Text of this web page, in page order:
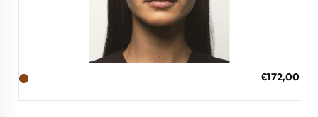
Ειδική
€172,00
Διαθέσιμο
ΠΡΟΣΘΗΚΗ ΣΤΟ ΚΑΛΑΘΙ